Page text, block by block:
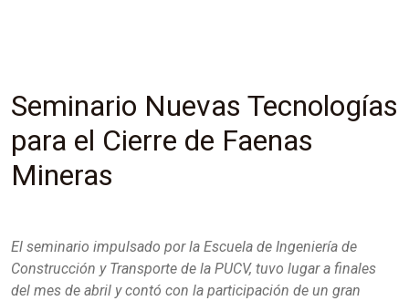
Seminario Nuevas Tecnologías
para el Cierre de Faenas
Mineras
El seminario impulsado por la Escuela de Ingeniería de
Construcción y Transporte de la PUCV, tuvo lugar a finales
del mes de abril y contó con la participación de un gran